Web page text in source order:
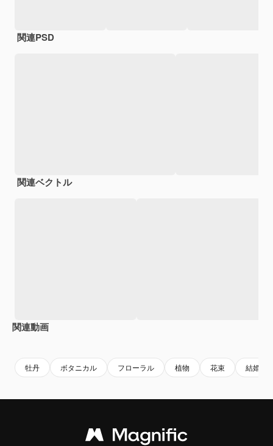
関連PSD
関連ベクトル
関連動画
牡丹 ボタニカル フローラル 植物 花束 結婚式